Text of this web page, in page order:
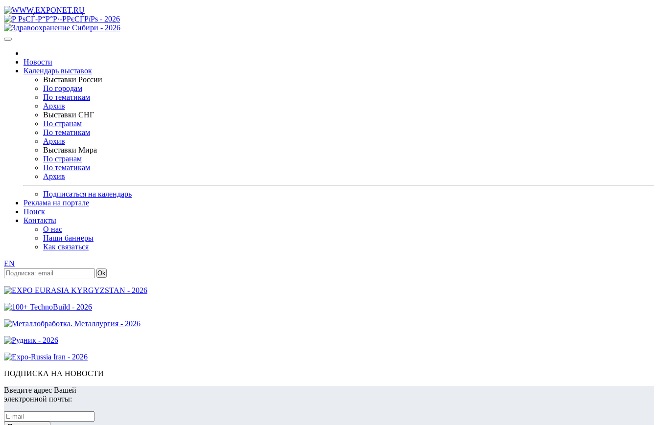
Новости
Календарь выставок
Выставки России
По городам
По тематикам
Архив
Выставки СНГ
По странам
По тематикам
Архив
Выставки Мира
По странам
По тематикам
Архив
Подписаться на календарь
Реклама на портале
Поиск
Контакты
О нас
Наши баннеры
Как связаться
EN
ПОДПИСКА НА НОВОСТИ
Введите адрес Вашей
электронной почты: